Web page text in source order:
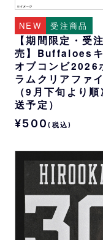
NEW 受注商品
【期間限定・受
売】Buffaloes
オブコンビ2026
ラムクリアファ
（9月下旬より順
送予定）
¥500(税込)